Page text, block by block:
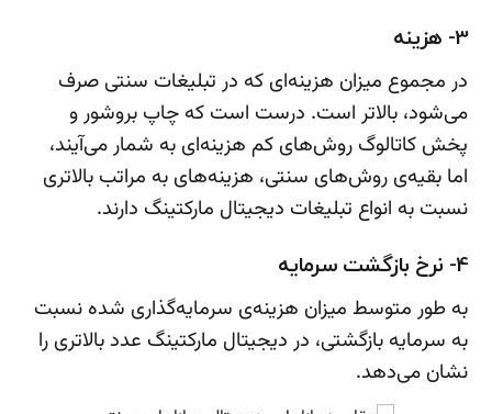
3- هزینه
در مجموع میزان هزینه‌ای که در تبلیغات سنتی صرف
می‌شود، بالاتر است. درست است که چاپ بروشور و
پخش کاتالوگ روش‌های کم هزینه‌ای به شمار می‌آیند،
اما بقیه‌ی روش‌های سنتی، هزینه‌های به مراتب بالاتری
نسبت به انواع تبلیغات دیجیتال مارکتینگ دارند.
4- نرخ بازگشت سرمایه
به طور متوسط میزان هزینه‌ی سرمایه‌گذاری شده نسبت
به سرمایه بازگشتی، در دیجیتال مارکتینگ عدد بالاتری را
نشان می‌دهد.